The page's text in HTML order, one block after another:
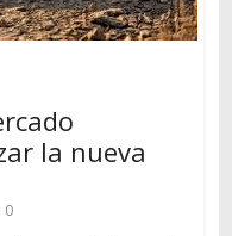
la nueva
0